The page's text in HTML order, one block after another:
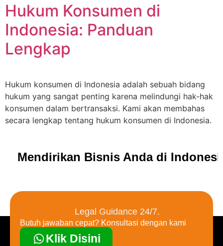
Hukum Konsumen di
Indonesia: Panduan
Lengkap
Hukum konsumen di Indonesia adalah sebuah bidang
hukum yang sangat penting karena melindungi hak-hak
konsumen dalam bertransaksi. Kami akan membahas
secara lengkap tentang hukum konsumen di Indonesia.
Mendirikan Bisnis Anda di
Legal Guidance 24/7.
Butuh jawaban cepat? Konsultasi dengan kami
Klik Disini